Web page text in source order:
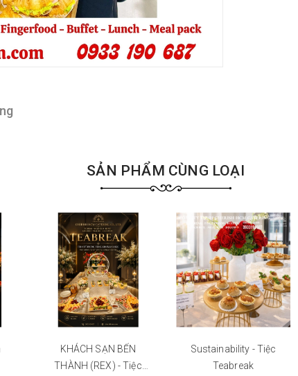
SẢN PHẨM CÙNG LOẠI
KHÁCH SẠN BẾN
THÀNH (REX) - Tiệc
Sustainability - Tiệc
Teabreak